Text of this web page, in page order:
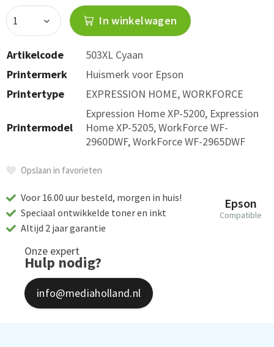
In winkelwagen
Artikelcode
503XL Cyaan
Printermerk
Huismerk voor Epson
Printertype
EXPRESSION HOME, WORKFORCE
Printermodel
Expression Home XP-5200, Expression
Home XP-5205, WorkForce WF-
2960DWF, WorkForce WF-2965DWF
Opslaan in favorieten
Epson
Compatible
Voor 16.00 uur besteld, morgen in huis!
Speciaal ontwikkelde toner en inkt
Altijd 2 jaar garantie
Onze expert
Hulp nodig?
info@mediaholland.nl